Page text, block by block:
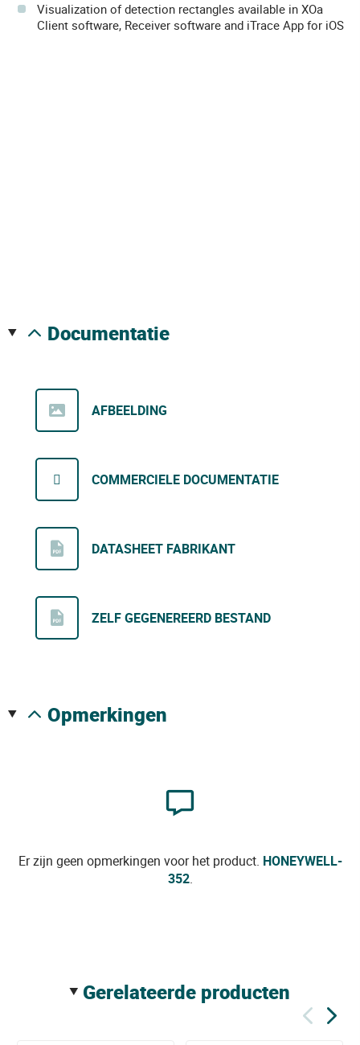
Visualization of detection rectangles available in XOa
Client software, Receiver software and iTrace App for iOS
documentatie
AFBEELDING
COMMERCIELE DOCUMENTATIE
DATASHEET FABRIKANT
ZELF GEGENEREERD BESTAND
opmerkingen
Er zijn geen opmerkingen voor het product. HONEYWELL-
352.
gerelateerde producten